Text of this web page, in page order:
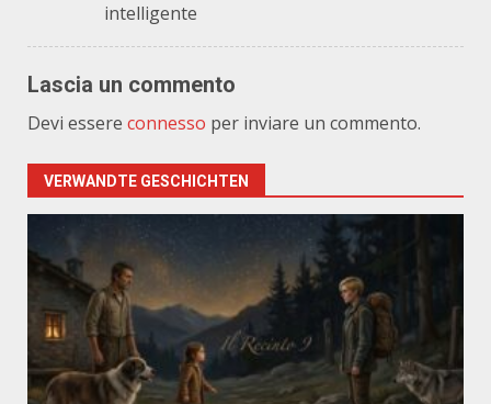
intelligente
Lascia un commento
Devi essere connesso per inviare un commento.
VERWANDTE GESCHICHTEN